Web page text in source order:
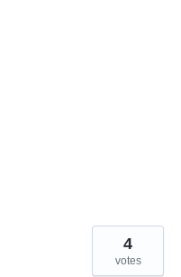
4
votes